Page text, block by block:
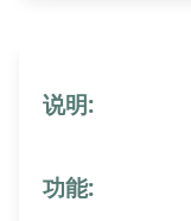
说明:
功能: